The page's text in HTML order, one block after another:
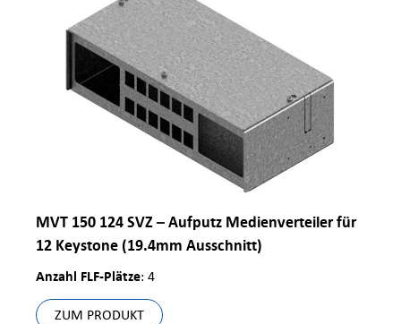
MVT 150 124 SVZ – Aufputz Medienverteiler für
12 Keystone (19.4mm Ausschnitt)
Anzahl FLF-Plätze: 4
ZUM PRODUKT